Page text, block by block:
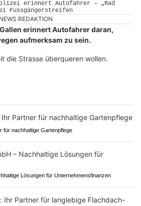
REDAKTION
erinnert Autofahrer daran,
aufmerksam zu sein.
die Strasse überqueren wollen.
für nachhaltige Gartenpflege
Lösungen für Unternehmensfinanzen